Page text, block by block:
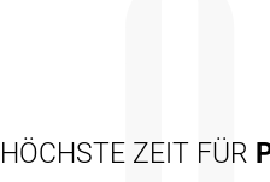
HÖCHSTE ZEIT FÜR